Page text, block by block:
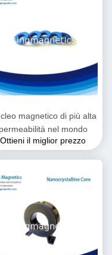
magnetico di più alta
permeabilità nel mondo
Ottieni il miglior prezzo